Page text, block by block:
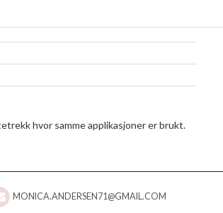
hvor samme applikasjoner er brukt.
MONICA.ANDERSEN71@GMAIL.COM